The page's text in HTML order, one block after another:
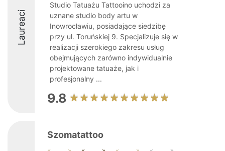
Laureaci
Studio Tatuażu Tattooino uchodzi za
uznane studio body artu w
Inowrocławiu, posiadające siedzibę
przy ul. Toruńskiej 9. Specjalizuje się w
realizacji szerokiego zakresu usług
obejmujących zarówno indywidualnie
projektowane tatuaże, jak i
profesjonalny ...
9.8
Szomatattoo